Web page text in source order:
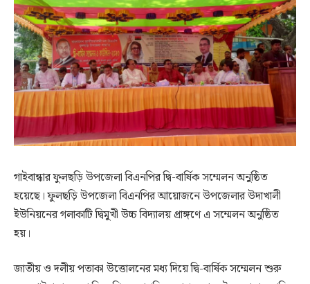
গাইবান্ধার ফুলছড়ি উপজেলা বিএনপির দ্বি-বার্ষিক সম্মেলন অনুষ্ঠিত
হয়েছে। ফুলছড়ি উপজেলা বিএনপির আয়োজনে উপজেলার উদাখালী
ইউনিয়নের গলাকাটি দ্বিমুখী উচ্চ বিদ্যালয় প্রাঙ্গণে এ সম্মেলন অনুষ্ঠিত
হয়।
জাতীয় ও দলীয় পতাকা উত্তোলনের মধ্য দিয়ে দ্বি-বার্ষিক সম্মেলন শুরু